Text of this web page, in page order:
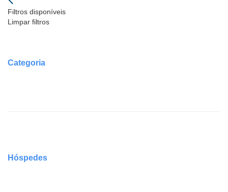
Filtros disponíveis
Limpar filtros
Categoria
Hóspedes